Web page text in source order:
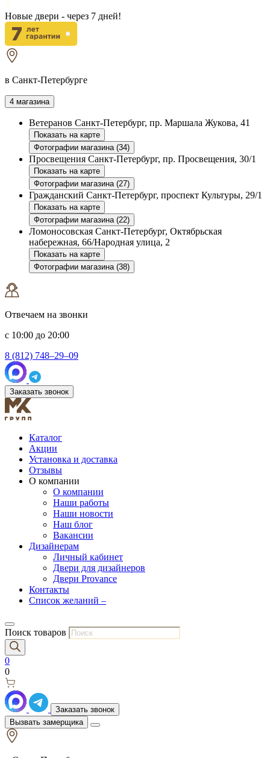
Новые двери - через 7 дней!
в Санкт-Петербурге
4 магазина
Ветеранов Санкт-Петербург, пр. Маршала Жукова, 41
Показать на карте
Фотографии магазина (34)
Просвещения Санкт-Петербург, пр. Просвещения, 30/1
Показать на карте
Фотографии магазина (27)
Гражданский Санкт-Петербург, проспект Культуры, 29/1
Показать на карте
Фотографии магазина (22)
Ломоносовская Санкт-Петербург, Октябрьская
набережная, 66/Народная улица, 2
Показать на карте
Фотографии магазина (38)
Отвечаем на звонки
с 10:00 до 20:00
8 (812) 748–29–09
Заказать звонок
Каталог
Акции
Установка и доставка
Отзывы
О компании
О компании
Наши работы
Наши новости
Наш блог
Вакансии
Дизайнерам
Личный кабинет
Двери для дизайнеров
Двери Provance
Контакты
Список желаний –
Поиск товаров
0
0
Заказать звонок
Вызвать замерщика